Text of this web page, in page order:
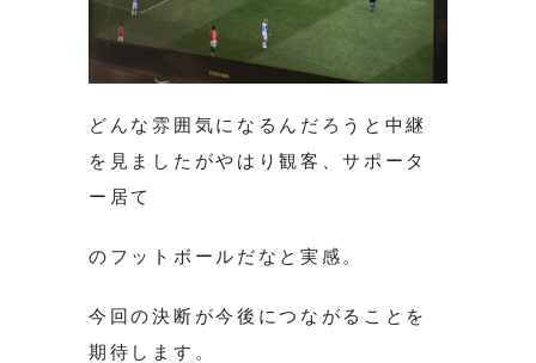
どんな雰囲気になるんだろうと中継
を見ましたがやはり観客、サポータ
ー居て
のフットボールだなと実感。
今回の決断が今後につながることを
期待します。